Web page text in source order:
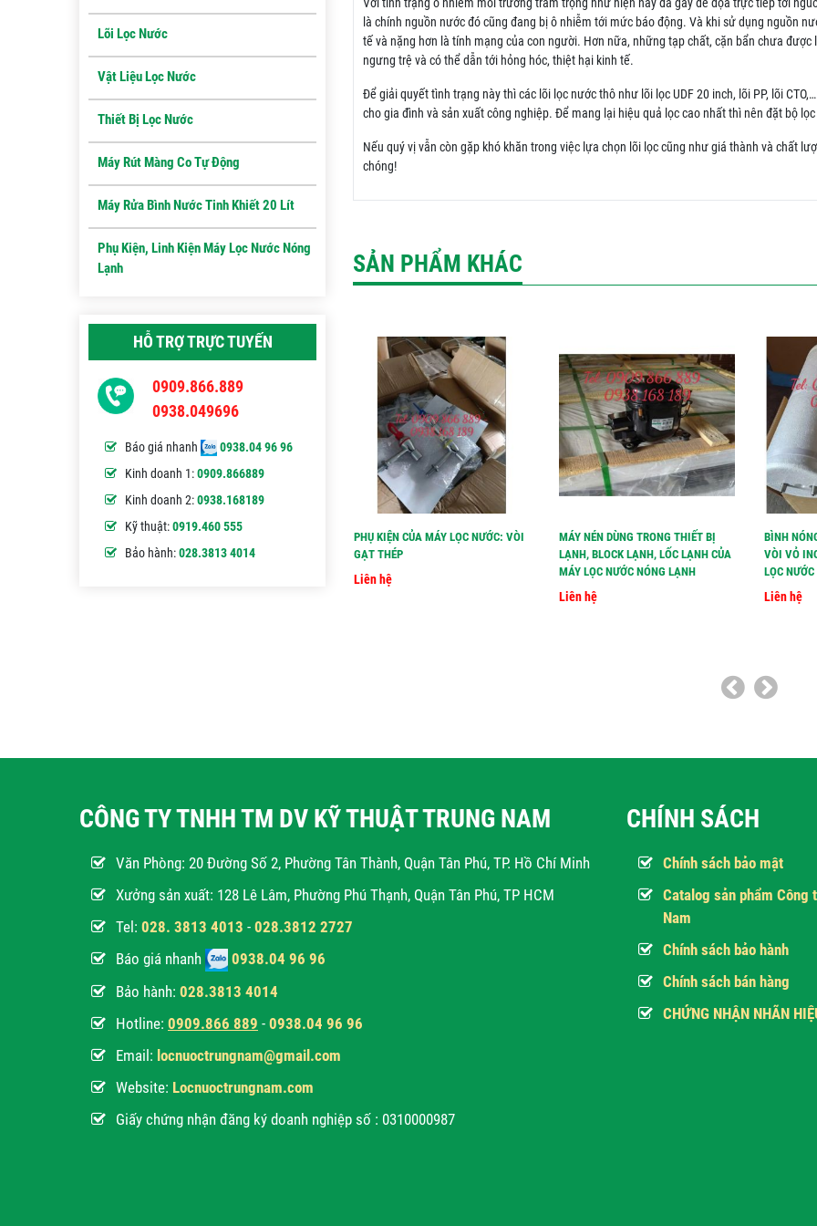
là chính nguồn nước đó cũng đang bị ô nhiễm tới mức báo động. Và khi sử dụng nguồn
tế và nặng hơn là tính mạng của con người. Hơn nữa, những tạp chất, cặn bẩn chưa
ngưng trệ và có thể dẫn tới hỏng hóc, thiệt hại kinh tế.
Để giải quyết tình trạng này thì các lõi lọc nước thô như lõi lọc UDF 20 inch, lõi PP, lõi
cho gia đình và sản xuất công nghiệp. Để mang lại hiệu quả lọc cao nhất thì nên đặt bộ
Nếu quý vị vẫn còn gặp khó khăn trong việc lựa chọn lõi lọc cũng như giá thành và chất
chóng!
SẢN PHẨM KHÁC
PHỤ KIỆN CỦA MÁY LỌC NƯỚC: VÒI
GẠT THÉP
Liên hệ
MÁY NÉN DÙNG TRONG THIẾT BỊ
LẠNH, BLOCK LẠNH, LỐC LẠNH CỦA
MÁY LỌC NƯỚC NÓNG LẠNH
Liên hệ
BÌNH
VÒI VỎ
LỌC
Liên hệ
Lõi Lọc Nước
Vật Liệu Lọc Nước
Thiết Bị Lọc Nước
Máy Rút Màng Co Tự Động
Máy Rửa Bình Nước Tinh Khiết 20 Lít
Phụ Kiện, Linh Kiện Máy Lọc Nước Nóng
Lạnh
HỖ TRỢ TRỰC TUYẾN
0909.866.889
0938.049696
Báo giá nhanh
0938.04 96 96
Kinh doanh 1:0909.866889
Kinh doanh 2:0938.168189
Kỹ thuật:0919.460 555
Bảo hành:028.3813 4014
CÔNG TY TNHH TM DV KỸ THUẬT TRUNG NAM
Văn Phòng: 20 Đường Số 2, Phường Tân Thành, Quận Tân Phú, TP. Hồ Chí Minh
Xưởng sản xuất: 128 Lê Lâm, Phường Phú Thạnh, Quận Tân Phú, TP HCM
Tel: 028. 3813 4013 - 028.3812 2727
Báo giá nhanh
0938.04 96 96
Bảo hành: 028.3813 4014
Hotline: 0909.866 889 - 0938.04 96 96
Email: locnuoctrungnam@gmail.com
Website: Locnuoctrungnam.com
Giấy chứng nhận đăng ký doanh nghiệp số : 0310000987
CHÍNH SÁCH
Chính sách bảo mật
Catalog sản phẩm Công
Nam
Chính sách bảo hành
Chính sách bán hàng
CHỨNG NHẬN NHÃN